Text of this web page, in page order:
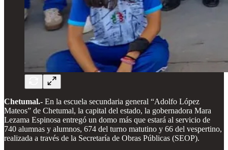
Chetumal.- En la escuela secundaria general “Adolfo López
Mateos” de Chetumal, la capital del estado, la gobernadora Mara
Lezama Espinosa entregó un domo más que estará al servicio de
740 alumnas y alumnos, 674 del turno matutino y 66 del vespertino,
realizada a través de la Secretaría de Obras Públicas (SEOP).